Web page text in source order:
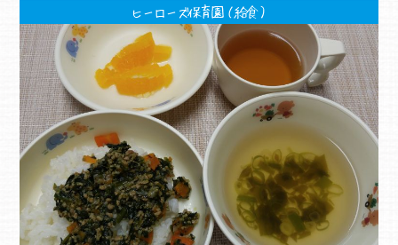
ヒーローズ保育園（給食）